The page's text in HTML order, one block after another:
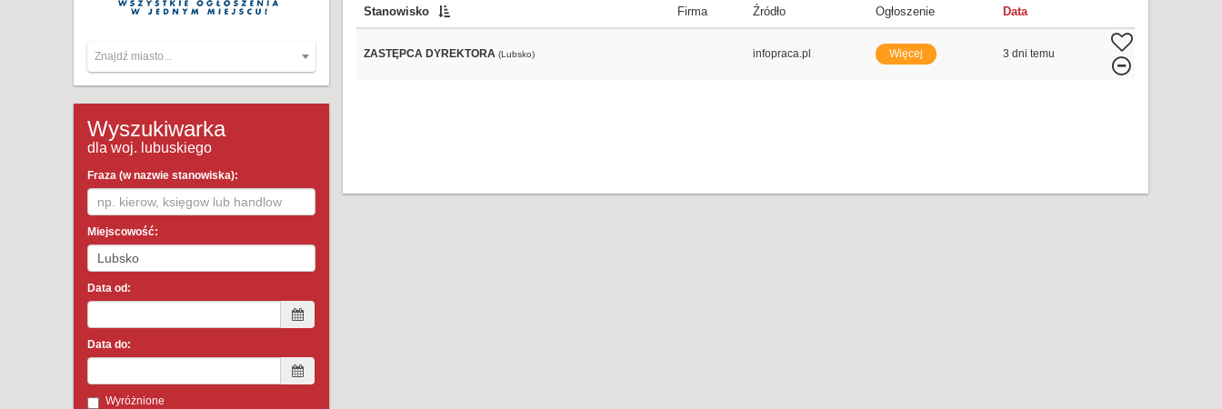
Znajdź miasto...
Wyszukiwarka
dla woj. lubuskiego
Fraza (w nazwie stanowiska):
Miejscowość:
Data od:
Data do:
Wyróżnione
Stanowisko Firma Źródło Ogłoszenie Data
ZASTĘPCA DYREKTORA (Lubsko) infopraca.pl Więcej 3 dni temu